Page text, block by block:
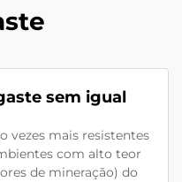
sem igual
vezes mais resistentes
com alto teor
de mineração) do